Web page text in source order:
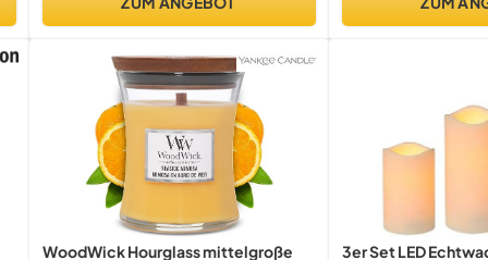
WoodWick Hourglass mittelgroße
3er Set LED